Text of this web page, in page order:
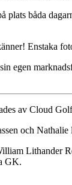
plats båda
Enstaka
egen
av Cloud
och Nathalie
Lithander
GK.